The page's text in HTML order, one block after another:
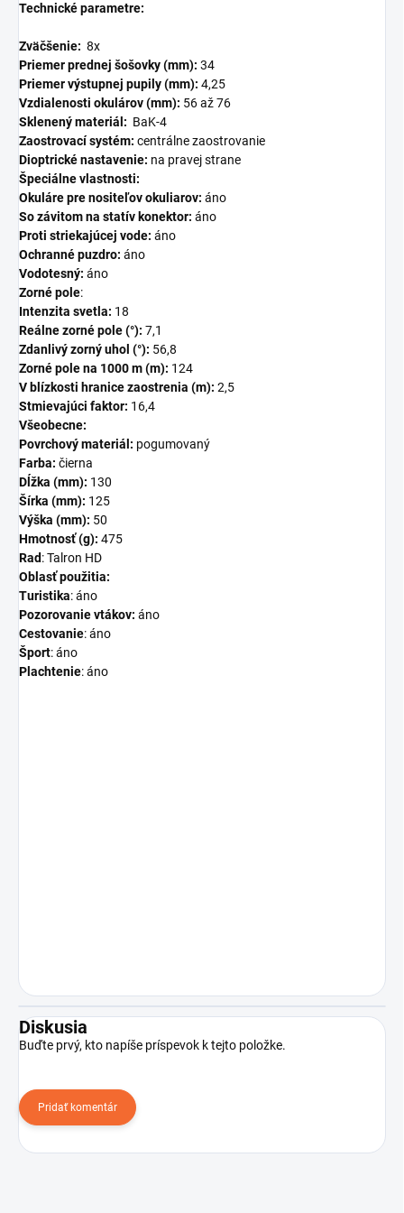
Technické parametre:
Zväčšenie: 8x
Priemer prednej šošovky (mm): 34
Priemer výstupnej pupily (mm): 4,25
Vzdialenosti okulárov (mm): 56 až 76
Sklenený materiál: BaK-4
Zaostrovací systém: centrálne zaostrovanie
Dioptrické nastavenie: na pravej strane
Špeciálne vlastnosti:
Okuláre pre nositeľov okuliarov: áno
So závitom na statív konektor: áno
Proti striekajúcej vode: áno
Ochranné puzdro: áno
Vodotesný: áno
Zorné pole:
Intenzita svetla: 18
Reálne zorné pole (°): 7,1
Zdanlivý zorný uhol (°): 56,8
Zorné pole na 1000 m (m): 124
V blízkosti hranice zaostrenia (m): 2,5
Stmievajúci faktor: 16,4
Všeobecne:
Povrchový materiál: pogumovaný
Farba: čierna
Dĺžka (mm): 130
Šírka (mm): 125
Výška (mm): 50
Hmotnosť (g): 475
Rad: Talron HD
Oblasť použitia:
Turistika: áno
Pozorovanie vtákov: áno
Cestovanie: áno
Šport: áno
Plachtenie: áno
Diskusia
Buďte prvý, kto napíše príspevok k tejto položke.
Pridať komentár